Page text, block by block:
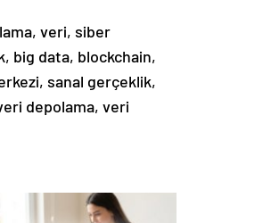
veri, siber
big data, blockchain,
sanal gerçeklik,
depolama, veri